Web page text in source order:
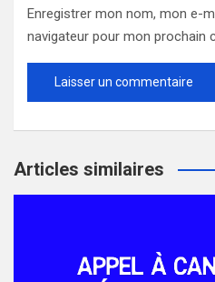
Enregistrer mon nom, mon e-
navigateur pour mon prochain
Articles similaires